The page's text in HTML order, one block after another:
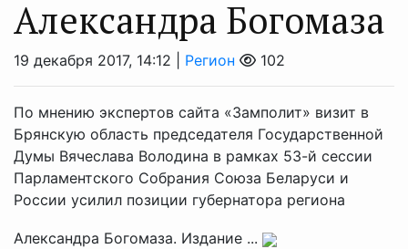
Александра Богомаза
19 декабря 2017, 14:12 | Регион 102
По мнению экспертов сайта «Замполит» визит в
Брянскую область председателя Государственной
Думы Вячеслава Володина в рамках 53-й сессии
Парламентского Собрания Союза Беларуси и
России усилил позиции губернатора региона
Александра Богомаза. Издание ...